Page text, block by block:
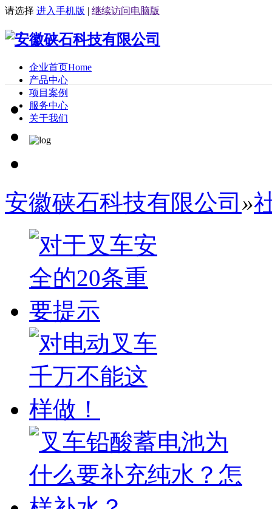
请选择 进入手机版 | 继续访问电脑版
企业首页Home
产品中心
项目案例
服务中心
关于我们
安徽硖石科技有限公司 »